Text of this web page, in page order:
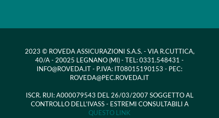
2023 © ROVEDA ASSICURAZIONI S.A.S. - VIA R.CUTTICA,
40/A - 20025 LEGNANO (MI) - TEL: 0331.548431 -
INFO@ROVEDA.IT - P.IVA: IT08015190153 - PEC:
ROVEDA@PEC.ROVEDA.IT
ISCR. RUI: A000079543 DEL 26/03/2007 SOGGETTO AL
CONTROLLO DELL'IVASS - ESTREMI CONSULTABILI A
QUESTO LINK